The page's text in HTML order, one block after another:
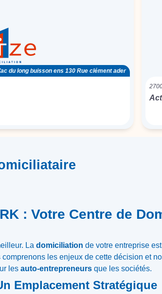
du long buisson ens 130 Rue clément ader
: Votre Centre de
La domiciliation de votre entreprise
comprenons les enjeux de cette décision et
les auto-entrepreneurs que les sociétés.
Emplacement Stratégique